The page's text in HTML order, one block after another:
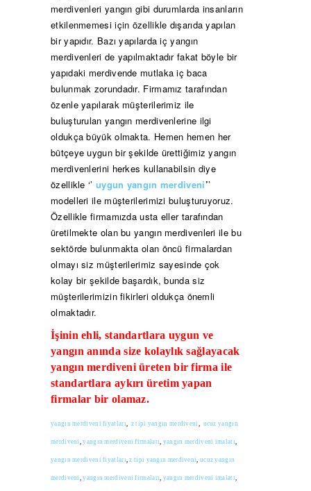
merdivenleri yangın gibi durumlarda insanların
etkilenmemesi için özellikle dışarıda yapılan
bir yapıdır. Bazı yapılarda iç yangın
merdivenleri de yapılmaktadır fakat böyle bir
yapıdaki merdivende mutlaka iç baca
bulunmak zorundadır. Firmamız tarafından
özenle yapılarak müşterilerimiz ile
buluşturulan yangın merdivenlerine ilgi
oldukça büyük olmakta. Hemen hemen her
bütçeye uygun bir şekilde ürettiğimiz yangın
merdivenlerini herkes kullanabilsin diye
özellikle ‘’ uygun yangın merdiveni’’
modelleri ile müşterilerimizi buluşturuyoruz.
Özellikle firmamızda usta eller tarafından
üretilmekte olan bu yangın merdivenleri ile bu
sektörde bulunmakta olan öncü firmalardan
olmayı siz müşterilerimiz sayesinde çok
kolay bir şekilde başardık, bunda siz
müşterilerimizin fikirleri oldukça önemli
olmaktadır.
İşinin ehli, standartlara uygun ve
yangın anında size kolaylık sağlayacak
yangın merdiveni üreten bir firma ile
standartlara aykırı üretim yapan
firmalar bir olamaz.
yangın merdiveni fiyatları z tipi yangın merdiveni ucuz yangın
merdiveni ,yangın merdiveni firmaları yangın merdiveni imalatı
yangın merdiveni fiyatları ,z tipi yangın merdiveni ucuz yangın
merdiveni ,yangın merdiveni firmaları yangın merdiveni imalatı